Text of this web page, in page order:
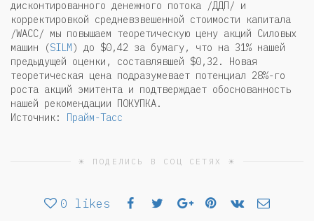
дисконтированного денежного потока /ДДП/ и
корректировкой средневзвешенной стоимости капитала
/WACC/ мы повышаем теоретическую цену акций Силовых
машин (SILM) до $0,42 за бумагу, что на 31% нашей
предыдущей оценки, составлявшей $0,32. Новая
теоретическая цена подразумевает потенциал 28%-го
роста акций эмитента и подтверждает обоснованность
нашей рекомендации ПОКУПКА.
Источник: Прайм-Тасс
☀ ПОДЕЛИСЬ В СОЦ СЕТЯХ ☀
0 likes